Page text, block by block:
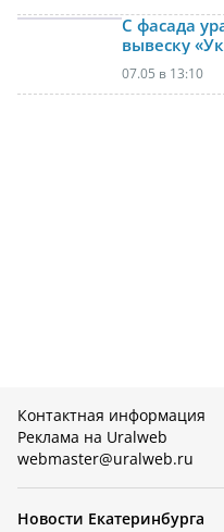
С фасада
вывеску
07.05 в 13:10
Контактная информация
Реклама на Uralweb
webmaster@uralweb.ru
Новости Екатеринбурга